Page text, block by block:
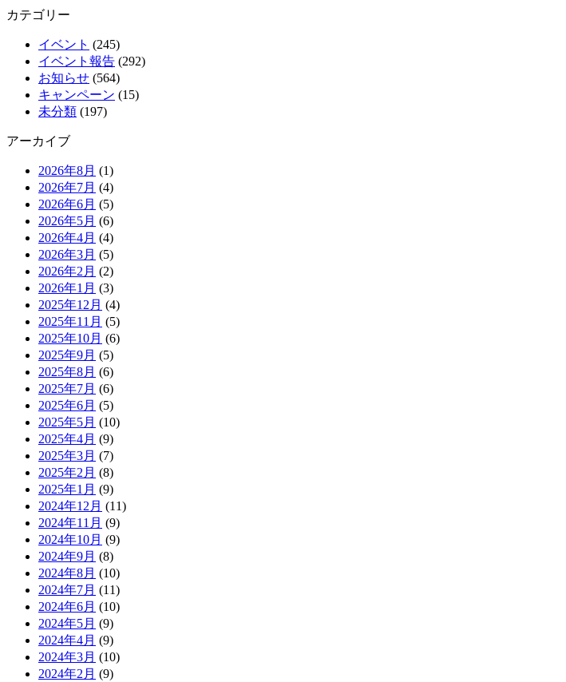
カテゴリー
イベント (245)
イベント報告 (292)
お知らせ (564)
キャンペーン (15)
未分類 (197)
アーカイブ
2026年8月 (1)
2026年7月 (4)
2026年6月 (5)
2026年5月 (6)
2026年4月 (4)
2026年3月 (5)
2026年2月 (2)
2026年1月 (3)
2025年12月 (4)
2025年11月 (5)
2025年10月 (6)
2025年9月 (5)
2025年8月 (6)
2025年7月 (6)
2025年6月 (5)
2025年5月 (10)
2025年4月 (9)
2025年3月 (7)
2025年2月 (8)
2025年1月 (9)
2024年12月 (11)
2024年11月 (9)
2024年10月 (9)
2024年9月 (8)
2024年8月 (10)
2024年7月 (11)
2024年6月 (10)
2024年5月 (9)
2024年4月 (9)
2024年3月 (10)
2024年2月 (9)